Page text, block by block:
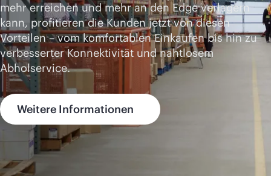
mehr erreichen und mehr an den Edge verlagern
kann, profitieren die Kunden jetzt von diesen
Vorteilen – vom komfortablen Einkaufen bis hin zu
verbesserter Konnektivität und nahtlosem
Abholservice.
Weitere Informationen